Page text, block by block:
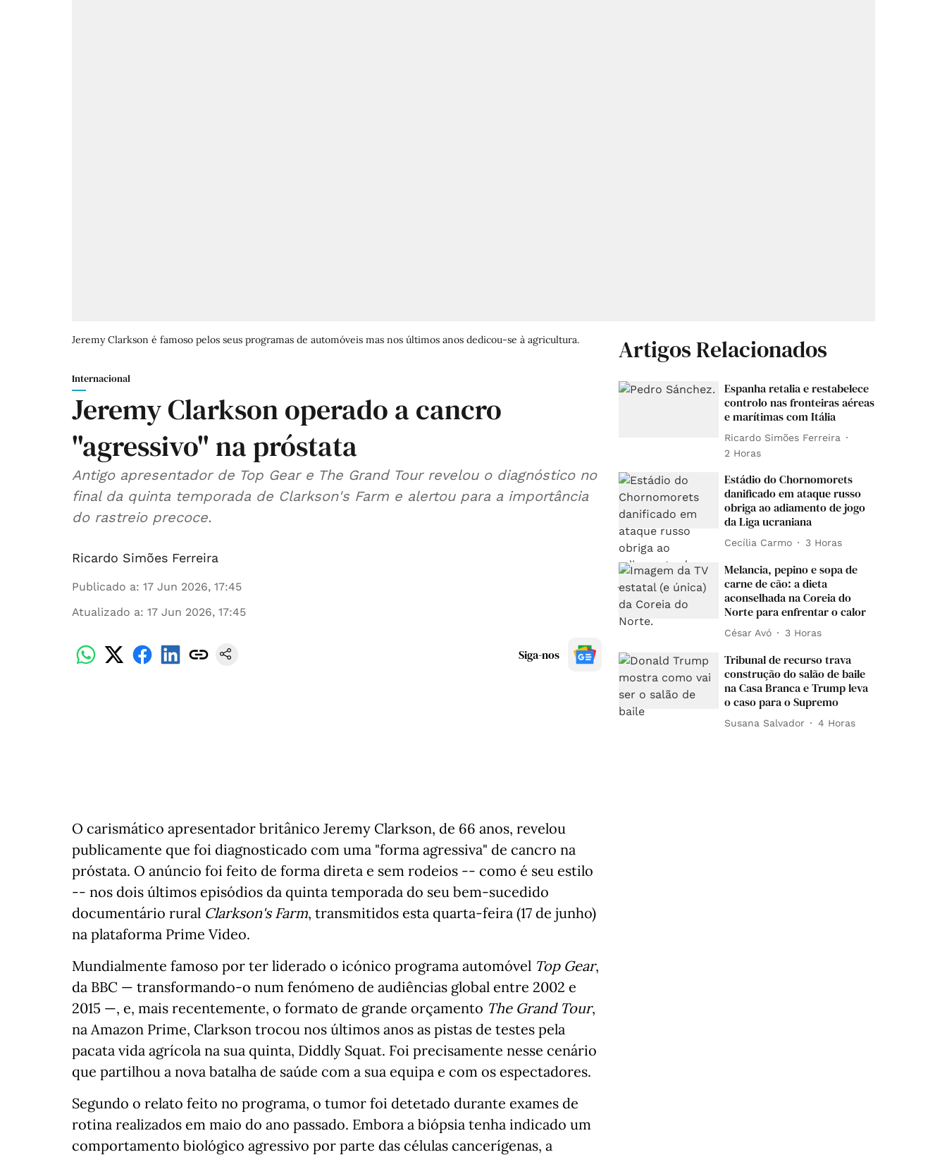
Jeremy Clarkson é famoso pelos seus programas de automóveis mas nos últimos anos dedicou-se à agricultura.
Internacional
Jeremy Clarkson operado a cancro
"agressivo" na próstata
Antigo apresentador de Top Gear e The Grand Tour revelou o diagnóstico no
final da quinta temporada de Clarkson's Farm e alertou para a importância
do rastreio precoce.
Ricardo Simões Ferreira
Publicado a: 17 Jun 2026, 17:45
Atualizado a: 17 Jun 2026, 17:45
Siga-nos
O carismático apresentador britânico Jeremy Clarkson, de 66 anos, revelou
publicamente que foi diagnosticado com uma "forma agressiva" de cancro na
próstata. O anúncio foi feito de forma direta e sem rodeios -- como é seu estilo
-- nos dois últimos episódios da quinta temporada do seu bem-sucedido
documentário rural Clarkson's Farm, transmitidos esta quarta-feira (17 de junho)
na plataforma Prime Video.
Mundialmente famoso por ter liderado o icónico programa automóvel Top Gear,
da BBC — transformando-o num fenómeno de audiências global entre 2002 e
2015 —, e, mais recentemente, o formato de grande orçamento The Grand Tour,
na Amazon Prime, Clarkson trocou nos últimos anos as pistas de testes pela
pacata vida agrícola na sua quinta, Diddly Squat. Foi precisamente nesse cenário
que partilhou a nova batalha de saúde com a sua equipa e com os espectadores.
Segundo o relato feito no programa, o tumor foi detetado durante exames de
rotina realizados em maio do ano passado. Embora a biópsia tenha indicado um
comportamento biológico agressivo por parte das células cancerígenas, a
Artigos Relacionados
Espanha retalia e restabelece
controlo nas fronteiras aéreas
e marítimas com Itália
Ricardo Simões Ferreira
2 Horas
Estádio do Chornomorets
danificado em ataque russo
obriga ao adiamento de jogo
da Liga ucraniana
Cecília Carmo 3 Horas
Melancia, pepino e sopa de
carne de cão: a dieta
aconselhada na Coreia do
Norte para enfrentar o calor
César Avó 3 Horas
Tribunal de recurso trava
construção do salão de baile
na Casa Branca e Trump leva
o caso para o Supremo
Susana Salvador 4 Horas